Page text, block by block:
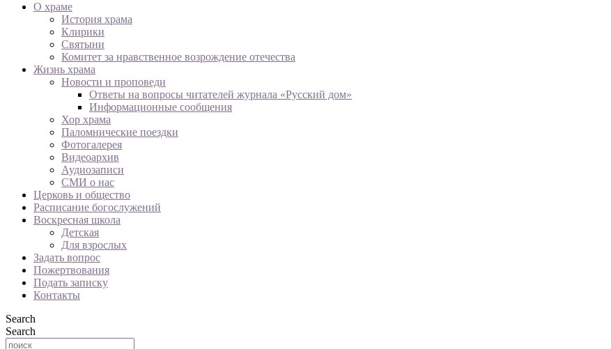
О храме
История храма
Клирики
Святыни
Комитет за нравственное возрождение отечества
Жизнь храма
Новости и проповеди
Ответы на вопросы читателей журнала «Русский дом»
Информационные сообщения
Хор храма
Паломнические поездки
Фотогалерея
Видеоархив
Аудиозаписи
СМИ о нас
Церковь и общество
Расписание богослужений
Воскресная школа
Детская
Для взрослых
Задать вопрос
Пожертвования
Подать записку
Контакты
Search
Search